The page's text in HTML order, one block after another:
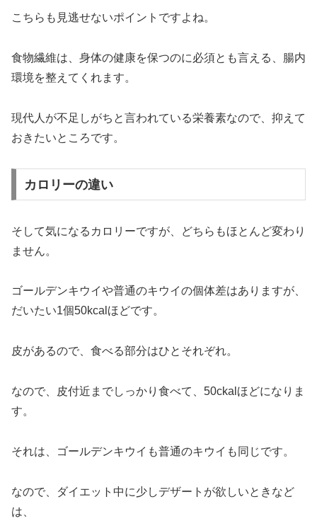
こちらも見逃せないポイントですよね。
食物繊維は、身体の健康を保つのに必須とも言える、腸内
環境を整えてくれます。
現代人が不足しがちと言われている栄養素なので、抑えて
おきたいところです。
カロリーの違い
そして気になるカロリーですが、どちらもほとんど変わり
ません。
ゴールデンキウイや普通のキウイの個体差はありますが、
だいたい1個50kcalほどです。
皮があるので、食べる部分はひとそれぞれ。
なので、皮付近までしっかり食べて、50ckalほどになりま
す。
それは、ゴールデンキウイも普通のキウイも同じです。
なので、ダイエット中に少しデザートが欲しいときなど
は、